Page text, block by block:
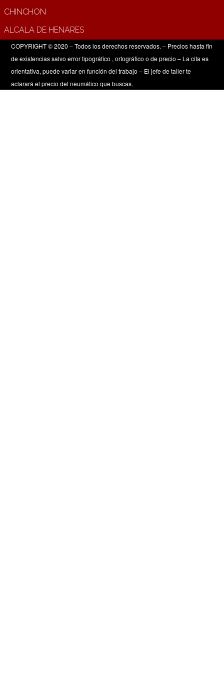
CHINCHON
ALCALA DE HENARES
COPYRIGHT © 2020 – Todos los derechos reservados. – Precios hasta fin
de existencias salvo error tipográfico , ortográfico o de precio – La cita es
orientativa, puede variar en función del trabajo – El jefe de taller te
aclarará el precio del neumático que buscas.